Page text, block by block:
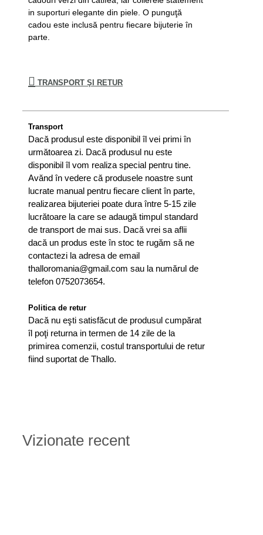
in suporturi elegante din piele. O punguţă
cadou este inclusă pentru fiecare bijuterie în
parte.
TRANSPORT ŞI RETUR
Transport
Dacă produsul este disponibil îl vei primi în
următoarea zi. Dacă produsul nu este
disponibil îl vom realiza special pentru tine.
Avănd în vedere că produsele noastre sunt
lucrate manual pentru fiecare client în parte,
realizarea bijuteriei poate dura între 5-15 zile
lucrătoare la care se adaugă timpul standard
de transport de mai sus. Dacă vrei sa aflii
dacă un produs este în stoc te rugăm să ne
contactezi la adresa de email
thalloromania@gmail.com sau la numărul de
telefon 0752073654.
Politica de retur
Dacă nu eşti satisfăcut de produsul cumpărat
îl poţi returna in termen de 14 zile de la
primirea comenzii, costul transportului de retur
fiind suportat de Thallo.
Vizionate recent